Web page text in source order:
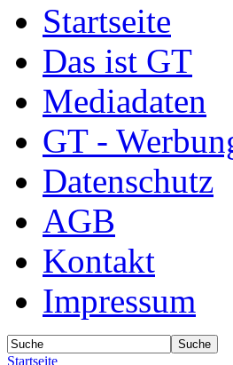
Startseite
Das ist GT
Mediadaten
GT -
Datenschutz
AGB
Kontakt
Impressum
Startseite